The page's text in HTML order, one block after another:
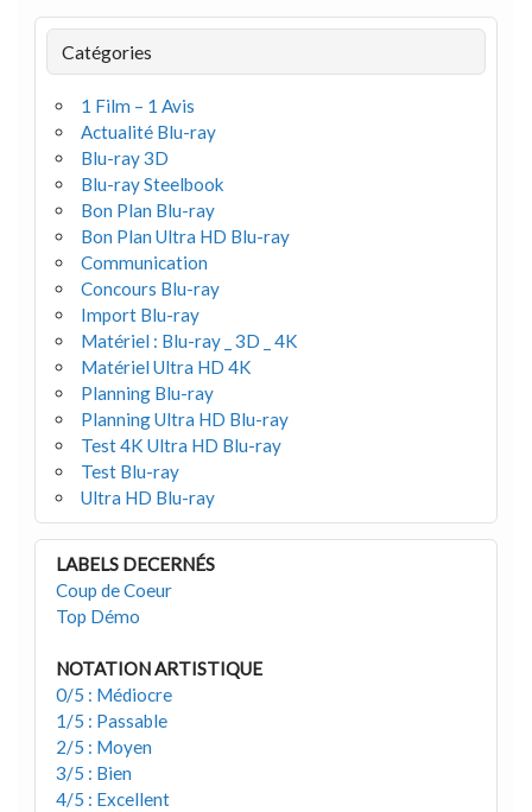
Catégories
1 Film – 1 Avis
Actualité Blu-ray
Blu-ray 3D
Blu-ray Steelbook
Bon Plan Blu-ray
Bon Plan Ultra HD Blu-ray
Communication
Concours Blu-ray
Import Blu-ray
Matériel : Blu-ray _ 3D _ 4K
Matériel Ultra HD 4K
Planning Blu-ray
Planning Ultra HD Blu-ray
Test 4K Ultra HD Blu-ray
Test Blu-ray
Ultra HD Blu-ray
LABELS DECERNÉS
Coup de Coeur
Top Démo
NOTATION ARTISTIQUE
0/5 : Médiocre
1/5 : Passable
2/5 : Moyen
3/5 : Bien
4/5 : Excellent